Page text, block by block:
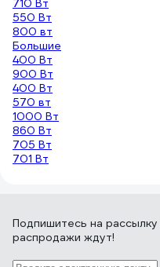
710 Вт
550 Вт
800 вт
Большие
400 Вт
900 Вт
400 Вт
570 вт
1000 Вт
860 Вт
705 Вт
701 Вт
Подпишитесь на рассылку
распродажи ждут!